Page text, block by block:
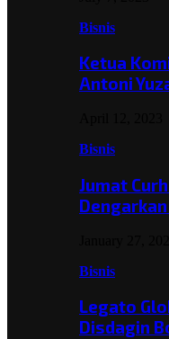
Bisnis
Ketua
Antoni
Bisnis
Jumat
Bisnis
Legato
Disdagin